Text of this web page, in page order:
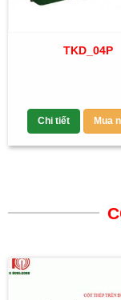
TKD_04P
Chi tiết Mua